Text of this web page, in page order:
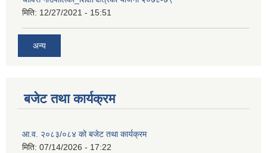
मिति: 12/27/2021 - 15:51
अन्य
बजेट तथा कार्यक्रम
आ.व. २०८३/०८४ को बजेट तथा कार्यक्रम
मिति: 07/14/2026 - 17:22